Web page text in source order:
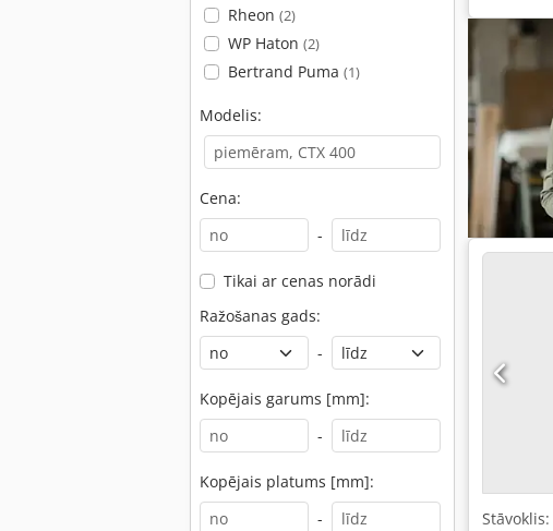
Rheon (2)
WP Haton (2)
Bertrand Puma (1)
Modelis:
Cena:
-
Tikai ar cenas norādi
Ražošanas gads:
-
Kopējais garums [mm]:
-
Kopējais platums [mm]:
-
Stāvoklis: